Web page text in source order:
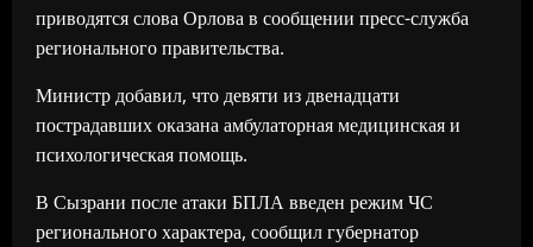
приводятся слова Орлова в сообщении пресс-служба
регионального правительства.
Министр добавил, что девяти из двенадцати
пострадавших оказана амбулаторная медицинская и
психологическая помощь.
В Сызрани после атаки БПЛА введен режим ЧС
регионального характера, сообщил губернатор